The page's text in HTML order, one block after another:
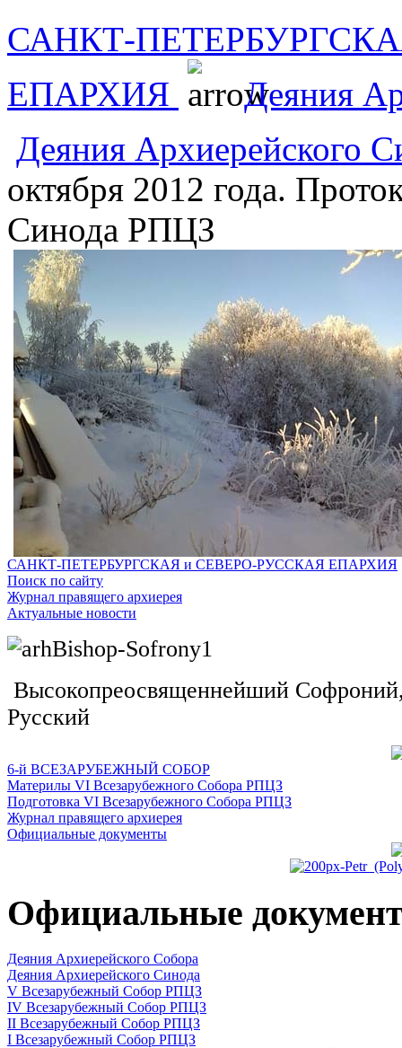
САНКТ-
ЕПАРХИЯ
Деяния
Деяния Архиерейского
октября 2012 года.
Синода РПЦЗ
САНКТ-ПЕТЕРБУРГСКАЯ и СЕВЕРО-РУССКАЯ ЕПАРХИЯ
Поиск по сайту
Журнал правящего архиерея
Актуальные новости
Высокопреосвященнейший
Русский
6-й ВСЕЗАРУБЕЖНЫЙ СОБОР
Материлы VI Всезарубежного Собора РПЦЗ
Подготовка VI Всезарубежного Собора РПЦЗ
Журнал правящего архиерея
Официальные документы
Официальные
Деяния Архиерейского Собора
Деяния Архиерейского Синода
V Всезарубежный Собор РПЦЗ
IV Всезарубежный Собор РПЦЗ
II Всезарубежный Собор РПЦЗ
I Всезарубежный Собор РПЦЗ